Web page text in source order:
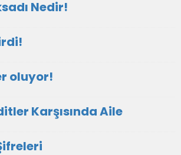
Nedir!
oluyor!
Karşısında Aile